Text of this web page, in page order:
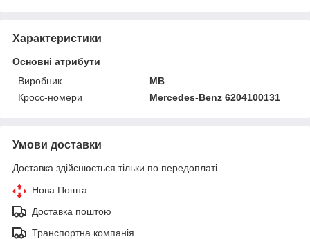
Характеристики
Основні атрибути
Виробник
MB
Кросс-номери
Mercedes-Benz 6204100131
Умови доставки
Доставка здійснюється тільки по передоплаті.
Нова Пошта
Доставка поштою
Транспортна компанія